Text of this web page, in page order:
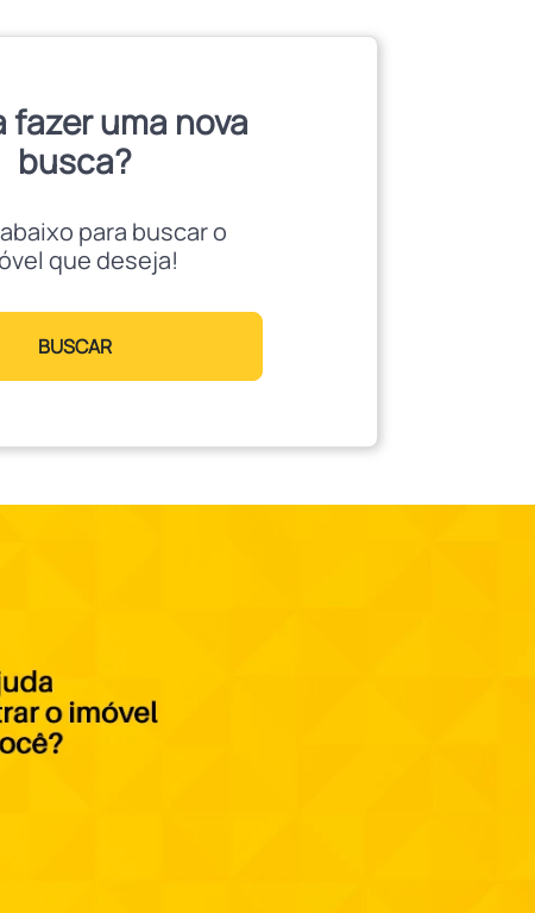
fazer uma nova
busca?
para buscar o
que deseja!
BUSCAR